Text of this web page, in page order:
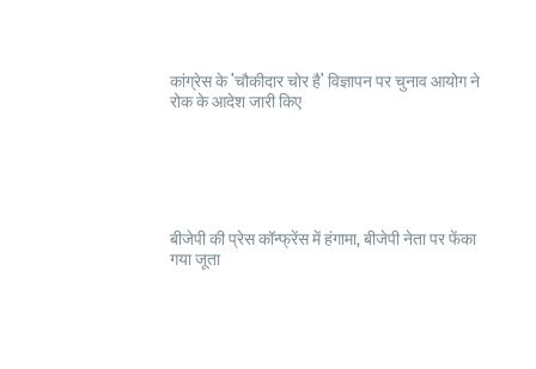
कांग्रेस के 'चौकीदार चोर है' विज्ञापन पर चुनाव आयोग ने
रोक के आदेश जारी किए
बीजेपी की प्रेस कॉन्फ्रेंस में हंगामा, बीजेपी नेता पर फेंका
गया जूता